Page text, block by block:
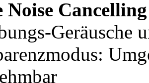
Noise
Geräusche